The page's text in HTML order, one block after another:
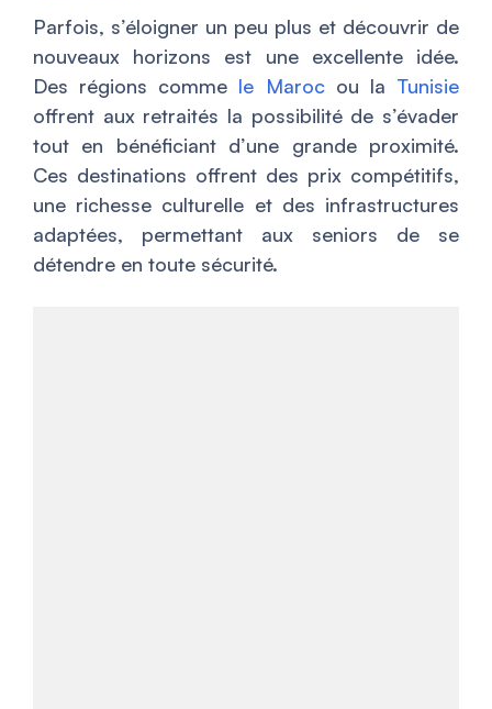
Parfois, s’éloigner un peu plus et découvrir de
nouveaux horizons est une excellente idée.
Des régions comme le Marocou la Tunisie
offrent aux retraités la possibilité de s’évader
tout en bénéficiant d’une grande proximité.
Ces destinations offrent des prix compétitifs,
une richesse culturelle et des infrastructures
adaptées, permettant aux seniors de se
détendre en toute sécurité.